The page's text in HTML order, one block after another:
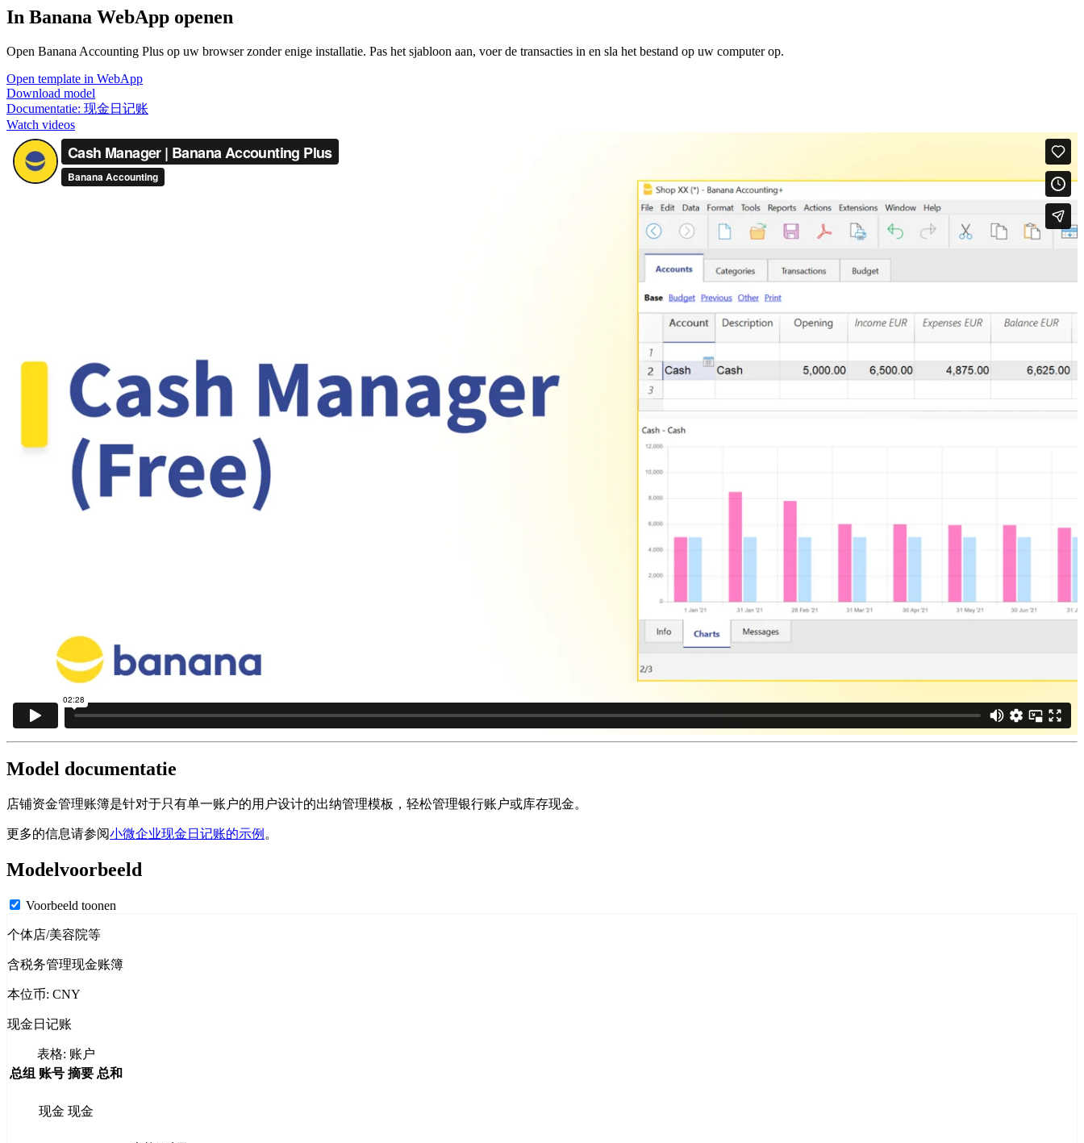
In Banana WebApp openen
Open Banana Accounting Plus op uw browser zonder enige installatie. Pas het sjabloon aan, voer de transacties in en sla het bestand op uw computer op.
Open template in WebApp
Download model
Documentatie: 现金日记账
Watch videos
Model documentatie
店铺资金管理账簿是针对于只有单一账户的用户设计的出纳管理模板，轻松管理银行账户或库存现金。
更多的信息请参阅小微企业现金日记账的示例 。
Modelvoorbeeld
Voorbeeld toonen
个体店/美容院等
含税务管理现金账簿
本位币: CNY
现金日记账
表格: 账户
总组 账号 摘要 总和
现金 现金